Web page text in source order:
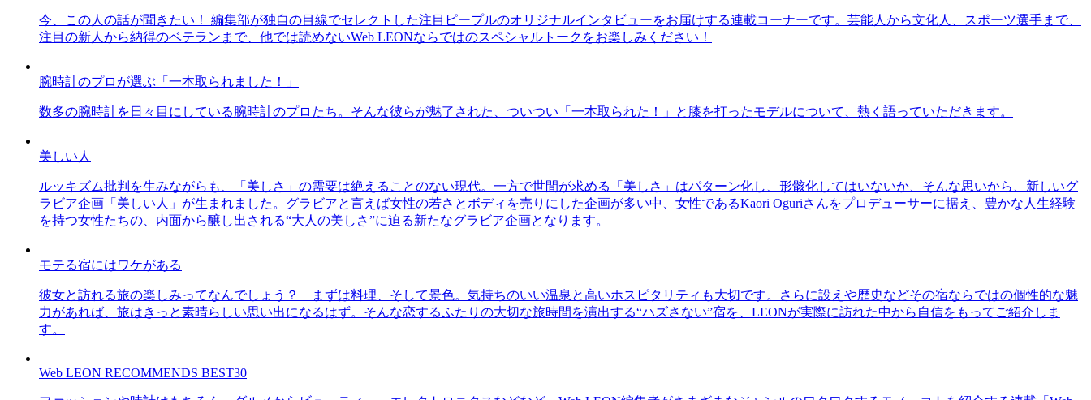
今、この人の話が聞きたい！ 編集部が独自の目線でセレクトした注目ピープルのオリジナルインタビューをお届けする連載コーナーです。芸能人から文化人、スポーツ選手まで、
注目の新人から納得のベテランまで、他では読めないWeb LEONならではのスペシャルトークをお楽しみください！
腕時計のプロが選ぶ「一本取られました！」
数多の腕時計を日々目にしている腕時計のプロたち。そんな彼らが魅了された、ついつい「一本取られた！」と膝を打ったモデルについて、熱く語っていただきます。
美しい人
ルッキズム批判を生みながらも、「美しさ」の需要は絶えることのない現代。一方で世間が求める「美しさ」はパターン化し、形骸化してはいないか、そんな思いから、新しいグ
ラビア企画「美しい人」が生まれました。グラビアと言えば女性の若さとボディを売りにした企画が多い中、女性であるKaori Oguriさんをプロデューサーに据え、豊かな人生経験
を持つ女性たちの、内面から醸し出される“大人の美しさ”に迫る新たなグラビア企画となります。
モテる宿にはワケがある
彼女と訪れる旅の楽しみってなんでしょう？ まずは料理、そして景色。気持ちのいい温泉と高いホスピタリティも大切です。さらに設えや歴史などその宿ならではの個性的な魅
力があれば、旅はきっと素晴らしい思い出になるはず。そんな恋するふたりの大切な旅時間を演出する“ハズさない”宿を、LEONが実際に訪れた中から自信をもってご紹介しま
す。
Web LEON RECOMMENDS BEST30